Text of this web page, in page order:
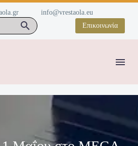
info@vrestaola.eu
Επικοινωνία